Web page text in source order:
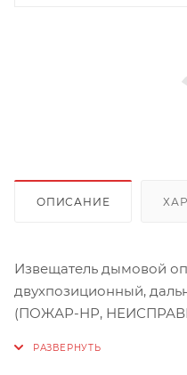
ОПИСАНИЕ
Извещатель дымовой
двухпозиционный,
(ПОЖАР-НР,